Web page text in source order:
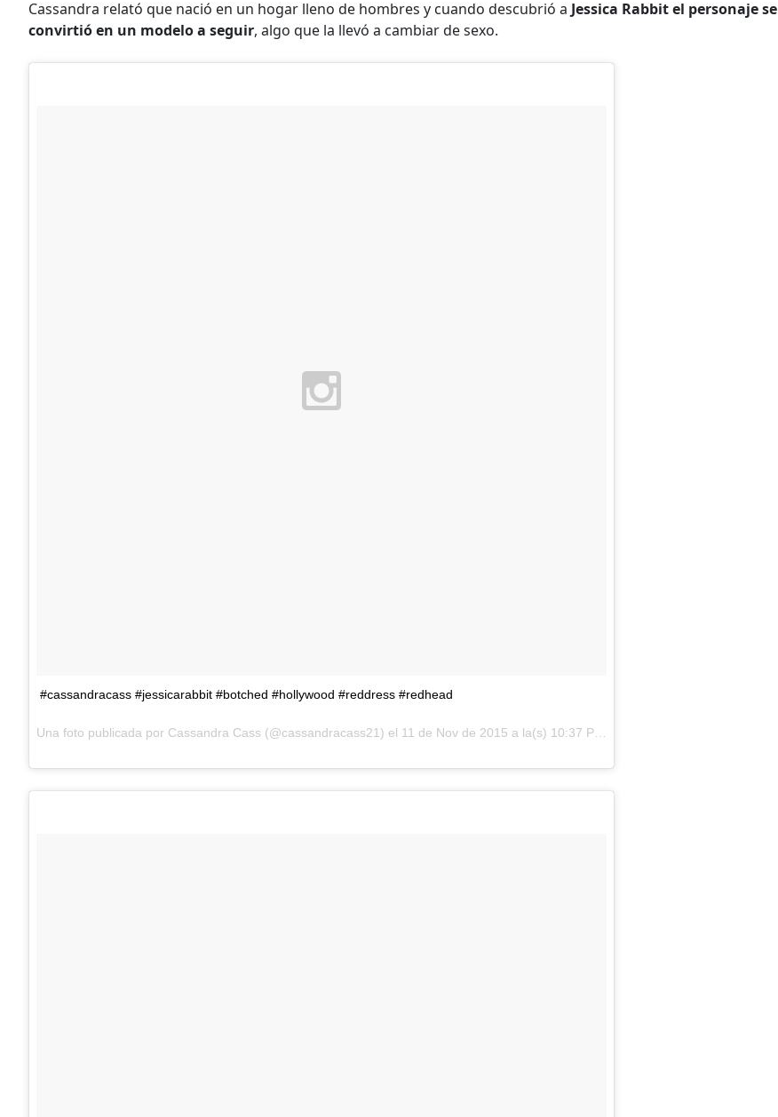
Cassandra relató que nació en un hogar lleno de hombres y cuando descubrió a Jessica Rabbit el personaje se
convirtió en un modelo a seguir, algo que la llevó a cambiar de sexo.
#cassandracass #jessicarabbit #botched #hollywood #reddress #redhead
Una foto publicada por Cassandra Cass (@cassandracass21) el 11 de Nov de 2015 a la(s) 10:37 PST